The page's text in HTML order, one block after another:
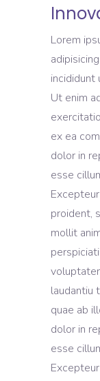
Lorem
incididunt
Ut enim
ex ea
dolor in
esse
proident,
mollit
laudantiu
quae ab
dolor in
esse